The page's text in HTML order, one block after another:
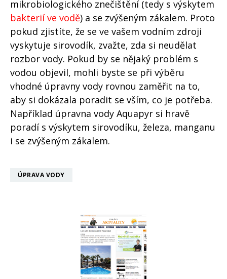
mikrobiologického znečištění (tedy s výskytem
bakterií ve vodě) a se zvýšeným zákalem. Proto
pokud zjistíte, že se ve vašem vodním zdroji
vyskytuje sirovodík, zvažte, zda si neudělat
rozbor vody. Pokud by se nějaký problém s
vodou objevil, mohli byste se při výběru
vhodné úpravny vody rovnou zaměřit na to,
aby si dokázala poradit se vším, co je potřeba.
Například úpravna vody Aquapyr si hravě
poradí s výskytem sirovodíku, železa, manganu
i se zvýšeným zákalem.
ÚPRAVA VODY